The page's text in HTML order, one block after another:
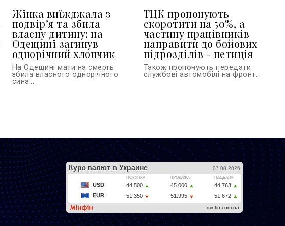
Жінка виїжджала з
подвір’я та збила
власну дитину: на
Одещині загинув
однорічний хлопчик
На Одещині мати на смерть
збила власного однорічного
сина...
ТЦК пропонують
скоротити на 50%, а
частину працівників
направити до бойових
підрозділів - петиція
Також пропонують передати
службові автомобілі на фронт...